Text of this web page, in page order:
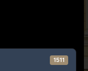
1511